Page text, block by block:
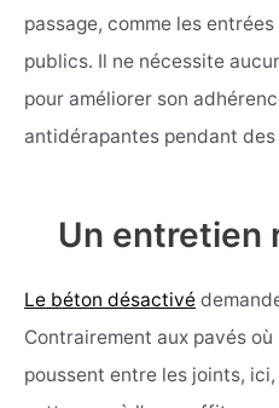
passage, comme les
publics. Il ne nécessite
pour améliorer son
antidérapantes pendant des
Un entretien
Le béton désactivé
Contrairement aux pavés
poussent entre les joints,